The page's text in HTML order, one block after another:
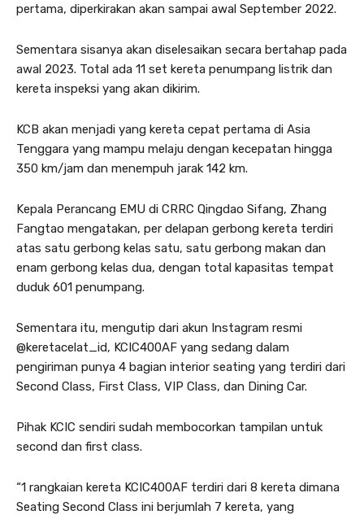
pertama, diperkirakan akan sampai awal September 2022.
Sementara sisanya akan diselesaikan secara bertahap pada
awal 2023. Total ada 11 set kereta penumpang listrik dan
kereta inspeksi yang akan dikirim.
KCB akan menjadi yang kereta cepat pertama di Asia
Tenggara yang mampu melaju dengan kecepatan hingga
350 km/jam dan menempuh jarak 142 km.
Kepala Perancang EMU di CRRC Qingdao Sifang, Zhang
Fangtao mengatakan, per delapan gerbong kereta terdiri
atas satu gerbong kelas satu, satu gerbong makan dan
enam gerbong kelas dua, dengan total kapasitas tempat
duduk 601 penumpang.
Sementara itu, mengutip dari akun Instagram resmi
@keretacelat_id, KCIC400AF yang sedang dalam
pengiriman punya 4 bagian interior seating yang terdiri dari
Second Class, First Class, VIP Class, dan Dining Car.
Pihak KCIC sendiri sudah membocorkan tampilan untuk
second dan first class.
“1 rangkaian kereta KCIC400AF terdiri dari 8 kereta dimana
Seating Second Class ini berjumlah 7 kereta, yang